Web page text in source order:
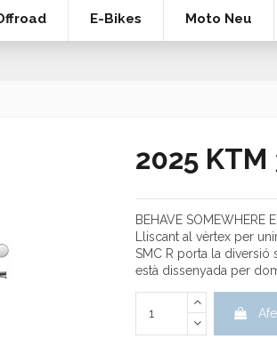
E-Bikes Moto Neu
2025 KTM
BEHAVE SOMEWHERE
Lliscant al vèrtex per
SMC R porta la diversió
està dissenyada per